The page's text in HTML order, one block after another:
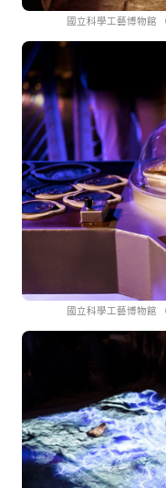
國立科學工藝博
國立科學工藝博